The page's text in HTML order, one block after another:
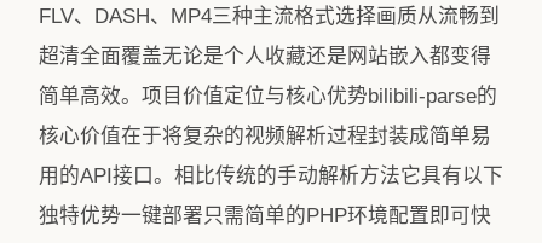
FLV、DASH、MP4三种主流格式选择画质从流畅到
超清全面覆盖无论是个人收藏还是网站嵌入都变得
简单高效。项目价值定位与核心优势bilibili-parse的
核心价值在于将复杂的视频解析过程封装成简单易
用的API接口。相比传统的手动解析方法它具有以下
独特优势一键部署只需简单的PHP环境配置即可快